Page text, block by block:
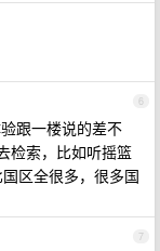
6
跟一楼说的差不
检索，比如听摇篮
区全很多，很多国
7